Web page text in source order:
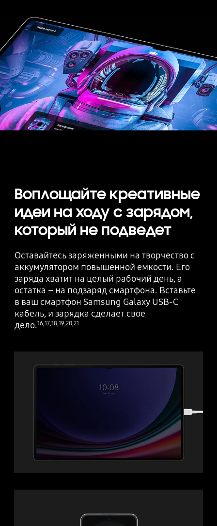
Воплощайте креативные
идеи на ходу с зарядом,
который не подведет
Оставайтесь заряженными на творчество с
аккумулятором повышенной емкости. Его
заряда хватит на целый рабочий день, а
остатка – на подзаряд смартфона. Вставьте
в ваш смартфон Samsung Galaxy USB-C
кабель, и зарядка сделает свое
дело.16,17,18,19,20,21